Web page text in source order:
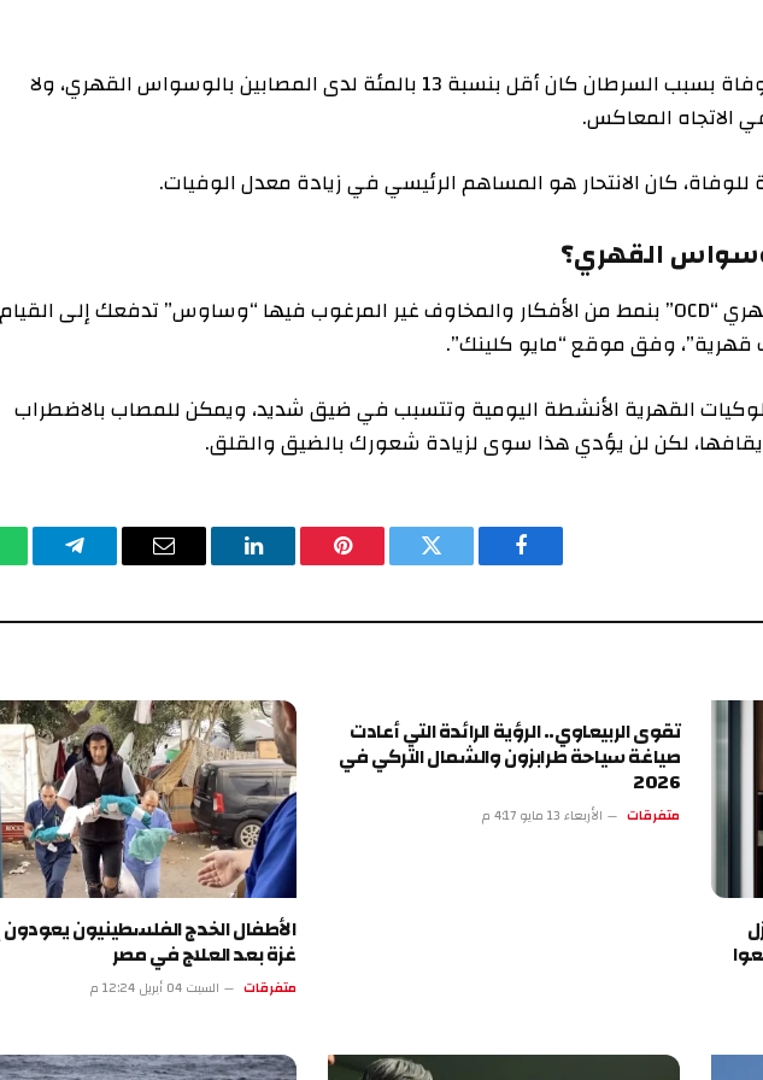
وبحسب الدراسة، فإن خطر الوفاة بسبب السرطان كان أقل بنسبة 13 بالمئة لدى المصابين بالوسواس القهري، ولا
المعاكس.
كان الانتحار هو المساهم الرئيسي في زيادة معدل الوفيات.
القهري؟
يتسم اضطراب الوسواس القهري “OCD” بنمط من الأفكار والمخاوف غير المرغوب فيها “وساوس” تدفعك إلى القيام
وفق موقع “مايو كلينك”.
الأنشطة اليومية وتتسبب في ضيق شديد، ويمكن للمصاب بالاضطراب
لكن لن يؤدي هذا سوى لزيادة شعورك بالضيق والقلق.
فيسبوكتويتر بينتيريستلينكدإن البريد
تيلقرام
تقوى الربيعاوي.. الرؤية الرائدة التي أعادت
صياغة سياحة طرابزون والشمال التركي في
الأربعاء 13 مايو 4:17 م
الأطفال الخدج الفلسطينيون يعودون إلى
غزة بعد العلاج في مصر
متفرقات السبت 04 أبريل 12:24 م